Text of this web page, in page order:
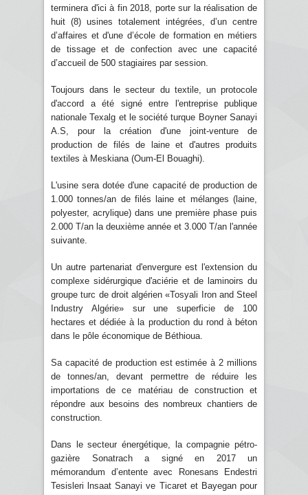
terminera d'ici à fin 2018, porte sur la réalisation de
huit (8) usines totalement intégrées, d’un centre
d’affaires et d'une d’école de formation en métiers
de tissage et de confection avec une capacité
d’accueil de 500 stagiaires par session.
Toujours dans le secteur du textile, un protocole
d'accord a été signé entre l'entreprise publique
nationale Texalg et le société turque Boyner Sanayi
A.S, pour la création d'une joint-venture de
production de filés de laine et d'autres produits
textiles à Meskiana (Oum-El Bouaghi).
L'usine sera dotée d'une capacité de production de
1.000 tonnes/an de filés laine et mélanges (laine,
polyester, acrylique) dans une première phase puis
2.000 T/an la deuxième année et 3.000 T/an l'année
suivante.
Un autre partenariat d'envergure est l'extension du
complexe sidérurgique d'aciérie et de laminoirs du
groupe turc de droit algérien «Tosyali Iron and Steel
Industry Algérie» sur une superficie de 100
hectares et dédiée à la production du rond à béton
dans le pôle économique de Béthioua.
Sa capacité de production est estimée à 2 millions
de tonnes/an, devant permettre de réduire les
importations de ce matériau de construction et
répondre aux besoins des nombreux chantiers de
construction.
Dans le secteur énergétique, la compagnie pétro-
gazière Sonatrach a signé en 2017 un
mémorandum d’entente avec Ronesans Endestri
Tesisleri lnsaat Sanayi ve Ticaret et Bayegan pour